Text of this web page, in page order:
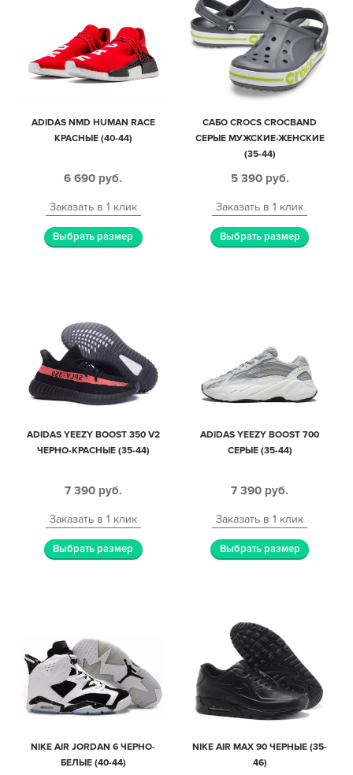
ADIDAS NMD HUMAN RACE
КРАСНЫЕ (40-44)
6 690 руб.
Заказать в 1 клик
Выбрать размер
САБО CROCS CROCBAND
СЕРЫЕ МУЖСКИЕ-ЖЕНСКИЕ
(35-44)
5 390 руб.
Заказать в 1 клик
Выбрать размер
ADIDAS YEEZY BOOST 350 V2
ЧЕРНО-КРАСНЫЕ (35-44)
7 390 руб.
Заказать в 1 клик
Выбрать размер
ADIDAS YEEZY BOOST 700
СЕРЫЕ (35-44)
7 390 руб.
Заказать в 1 клик
Выбрать размер
NIKE AIR JORDAN 6 ЧЕРНО-
БЕЛЫЕ (40-44)
NIKE AIR MAX 90 ЧЕРНЫЕ (35-
46)